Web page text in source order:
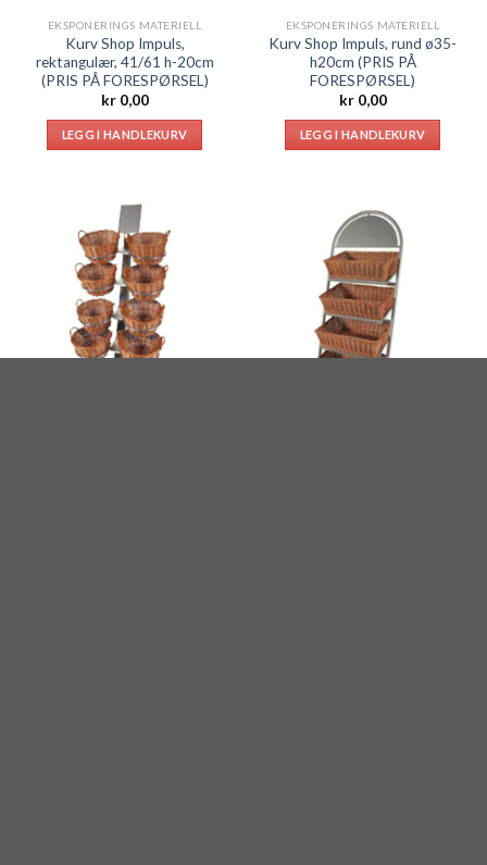
EKSPONERINGS MATERIELL
Kurv Shop Impuls,
rektangulær, 41/61 h-20cm
(PRIS PÅ FORESPØRSEL)
kr0,00
LEGG I HANDLEKURV
EKSPONERINGS MATERIELL
Kurv Shop Impuls, rund ø35-
h20cm (PRIS PÅ
FORESPØRSEL)
kr0,00
LEGG I HANDLEKURV